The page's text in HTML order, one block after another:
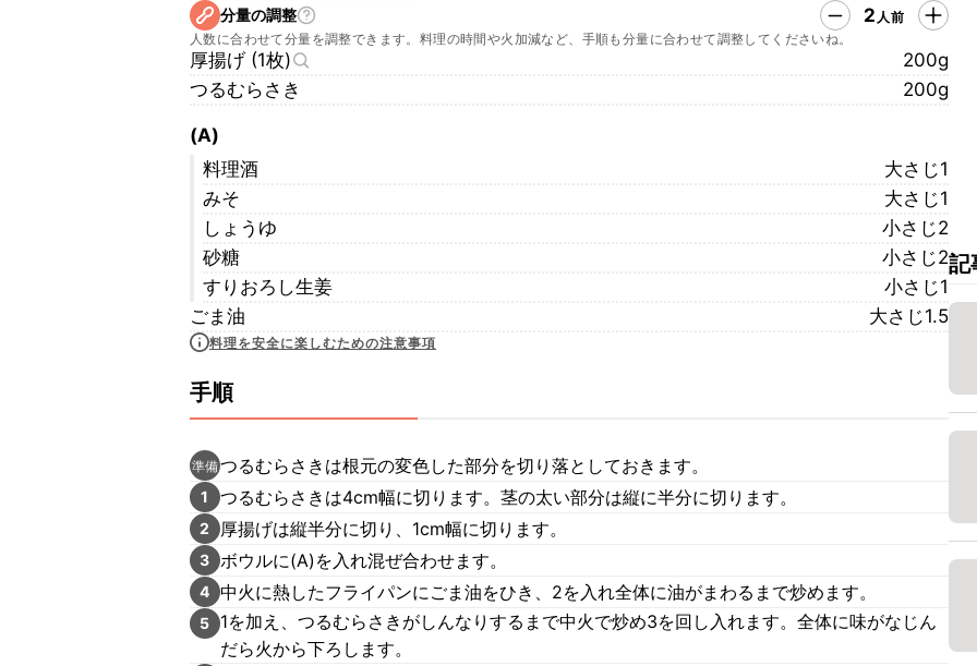
分量の調整 2 人前
人数に合わせて分量を調整できます。料理の時間や火加減など、手順も分量に合わせて調整してくださいね。
厚揚げ (1枚)
200g
つるむらさき
200g
(A)
料理酒
大さじ1
みそ
大さじ1
しょうゆ
小さじ2
砂糖
小さじ2
すりおろし生姜
小さじ1
ごま油
大さじ1.5
料理を安全に楽しむための注意事項
手順
準備つるむらさきは根元の変色した部分を切り落としておきます。
1 つるむらさきは4cm幅に切ります。茎の太い部分は縦に半分に切ります。
2 厚揚げは縦半分に切り、1cm幅に切ります。
3 ボウルに(A)を入れ混ぜ合わせます。
4 中火に熱したフライパンにごま油をひき、2を入れ全体に油がまわるまで炒めます。
5
1を加え、つるむらさきがしんなりするまで中火で炒め3を回し入れます。全体に味がなじん
だら火から下ろします。
記